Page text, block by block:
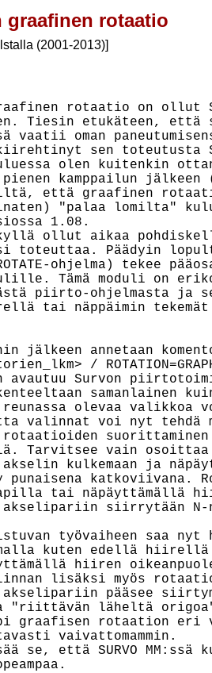
graafinen rotaatio
(2001-2013)]
rotaatio on ollut
Tiesin etukäteen, että
vaatii oman
sen toteutusta
olen kuitenkin
kamppailun jälkeen
että graafinen
"palaa lomilta"
1.08.
ollut aikaa
toteuttaa. Päädyin
ohjelma) tekee
Tämä moduli on
piirto-ohjelmasta ja
tai näppäimin
jälkeen annetaan
/
avautuu Survon
samanlainen
reunassa olevaa valikkoa
valinnat voi nyt tehdä
suorittaminen
Tarvitsee vain
akselin kulkemaan ja
punaisena katkoviivana.
tai näpäyttämällä
akselipariin siirrytään N-
työvaiheen saa nyt
kuten edellä
hiiren
lisäksi myös
akselipariin pääsee
"riittävän läheltä
graafisen rotaation eri
vaivattomammin.
se, että SURVO MM:ssä